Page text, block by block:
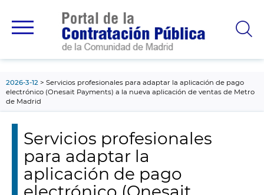
principal
2026-3-12
Servicios profesionales para adaptar la aplicación de pago
electrónico (Onesait Payments) a la nueva aplicación de ventas de Metro
de Madrid
Servicios profesionales
para adaptar la
aplicación de pago